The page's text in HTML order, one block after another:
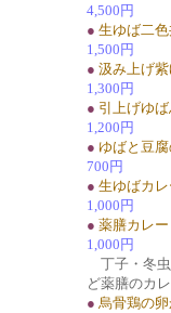
4,500円
● 生ゆば二
1,500円
● 汲み上げ
1,300円
● 引上げゆ
1,200円
● ゆばと豆
700円
● 生ゆばカ
1,000円
● 薬膳カレ
1,000円
丁子・冬虫
ど薬膳のカ
● 烏骨鶏の